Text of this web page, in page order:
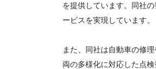
を提供しています。同社
ービスを実現しています。
また、同社は自動車の修
両の多様化に対応した点